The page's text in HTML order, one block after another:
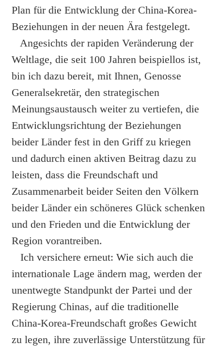
Plan für die Entwicklung der China-Korea-
Beziehungen in der neuen Ära festgelegt.
Angesichts der rapiden Veränderung der
Weltlage, die seit 100 Jahren beispiellos ist,
bin ich dazu bereit, mit Ihnen, Genosse
Generalsekretär, den strategischen
Meinungsaustausch weiter zu vertiefen, die
Entwicklungsrichtung der Beziehungen
beider Länder fest in den Griff zu kriegen
und dadurch einen aktiven Beitrag dazu zu
leisten, dass die Freundschaft und
Zusammenarbeit beider Seiten den Völkern
beider Länder ein schöneres Glück schenken
und den Frieden und die Entwicklung der
Region vorantreiben.
Ich versichere erneut: Wie sich auch die
internationale Lage ändern mag, werden der
unentwegte Standpunkt der Partei und der
Regierung Chinas, auf die traditionelle
China-Korea-Freundschaft großes Gewicht
zu legen, ihre zuverlässige Unterstützung für